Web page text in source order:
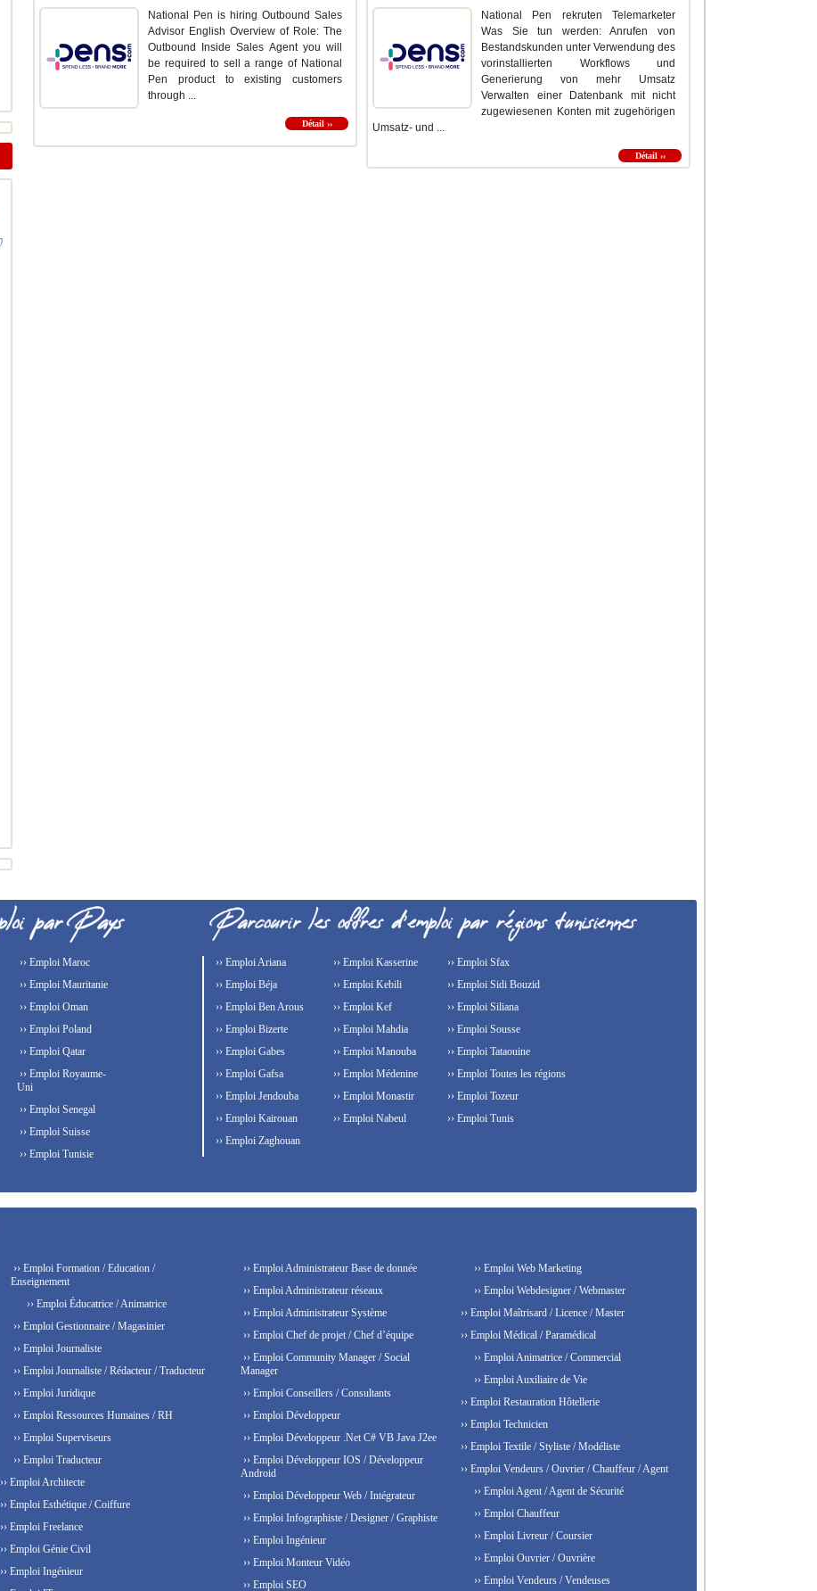
National Pen is hiring Outbound Sales
Advisor English Overview of Role: The
Outbound Inside Sales Agent you will
be required to sell a range of National
Pen product to existing customers
through ...
Détail ››
National Pen rekruten Telemarketer
Was Sie tun werden: Anrufen von
Bestandskunden unter Verwendung des
vorinstallierten Workflows und
Generierung von mehr Umsatz
Verwalten einer Datenbank mit nicht
zugewiesenen Konten mit zugehörigen
Umsatz- und ...
Détail ››
›› Emploi Maroc
›› Emploi Mauritanie
›› Emploi Oman
›› Emploi Poland
›› Emploi Qatar
›› Emploi Royaume-
Uni
›› Emploi Senegal
›› Emploi Suisse
›› Emploi Tunisie
›› Emploi Ariana
›› Emploi Béja
›› Emploi Ben Arous
›› Emploi Bizerte
›› Emploi Gabes
›› Emploi Gafsa
›› Emploi Jendouba
›› Emploi Kairouan
›› Emploi Kasserine
›› Emploi Kebili
›› Emploi Kef
›› Emploi Mahdia
›› Emploi Manouba
›› Emploi Médenine
›› Emploi Monastir
›› Emploi Nabeul
›› Emploi Sfax
›› Emploi Sidi Bouzid
›› Emploi Siliana
›› Emploi Sousse
›› Emploi Tataouine
›› Emploi Toutes les régions
›› Emploi Tozeur
›› Emploi Tunis
›› Emploi Zaghouan
›› Emploi Formation / Education /
Enseignement
›› Emploi Éducatrice / Animatrice
›› Emploi Gestionnaire / Magasinier
›› Emploi Journaliste
›› Emploi Journaliste / Rédacteur / Traducteur
›› Emploi Juridique
›› Emploi Ressources Humaines / RH
›› Emploi Superviseurs
›› Emploi Traducteur
›› Emploi Architecte
›› Emploi Esthétique / Coiffure
›› Emploi Freelance
›› Emploi Génie Civil
›› Emploi Ingénieur
›› Emploi Administrateur Base de donnée
›› Emploi Administrateur réseaux
›› Emploi Administrateur Système
›› Emploi Chef de projet / Chef d’équipe
›› Emploi Community Manager / Social
Manager
›› Emploi Conseillers / Consultants
›› Emploi Développeur
›› Emploi Développeur .Net C# VB Java J2ee
›› Emploi Développeur IOS / Développeur
Android
›› Emploi Développeur Web / Intégrateur
›› Emploi Infographiste / Designer / Graphiste
›› Emploi Ingénieur
›› Emploi Monteur Vidéo
›› Emploi SEO
›› Emploi Web Marketing
›› Emploi Webdesigner / Webmaster
›› Emploi Maîtrisard / Licence / Master
›› Emploi Médical / Paramédical
›› Emploi Animatrice / Commercial
›› Emploi Auxiliaire de Vie
›› Emploi Restauration Hôtellerie
›› Emploi Technicien
›› Emploi Textile / Styliste / Modéliste
›› Emploi Vendeurs / Ouvrier / Chauffeur / Agent
›› Emploi Agent / Agent de Sécurité
›› Emploi Chauffeur
›› Emploi Livreur / Coursier
›› Emploi Ouvrier / Ouvrière
›› Emploi Vendeurs / Vendeuses